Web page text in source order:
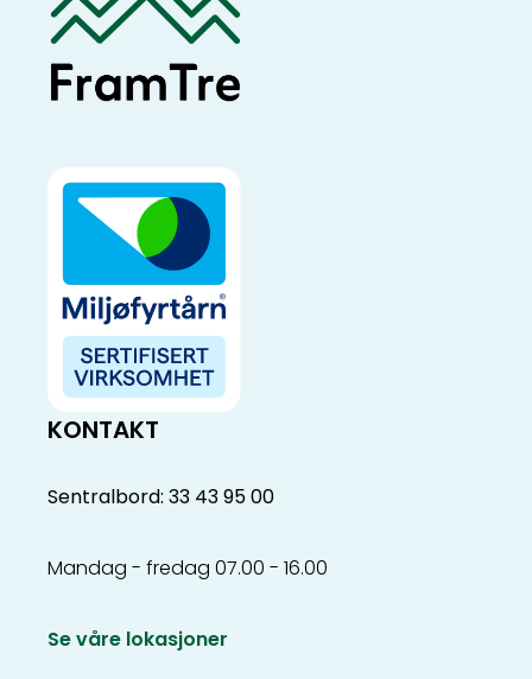
KONTAKT
Sentralbord: 33 43 95 00
Mandag - fredag 07.00 - 16.00
Se våre lokasjoner